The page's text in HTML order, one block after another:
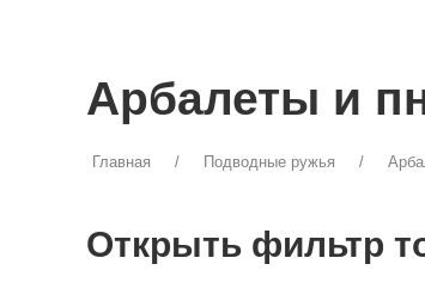
Арбалеты и
Главная Подводные ружья
Открыть фильтр